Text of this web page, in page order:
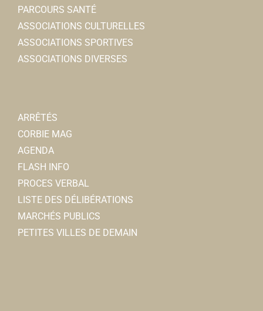
PARCOURS SANTÉ
ASSOCIATIONS CULTURELLES
ASSOCIATIONS SPORTIVES
ASSOCIATIONS DIVERSES
ARRÊTÉS
CORBIE MAG
AGENDA
FLASH INFO
PROCES VERBAL
LISTE DES DÉLIBÉRATIONS
MARCHÉS PUBLICS
PETITES VILLES DE DEMAIN